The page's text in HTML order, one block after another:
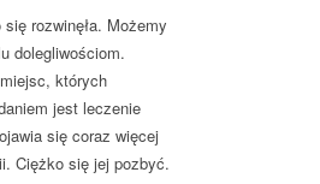
rozwinęła. Możemy
dolegliwościom.
których
jest leczenie
się coraz więcej
Ciężko się jej pozbyć.